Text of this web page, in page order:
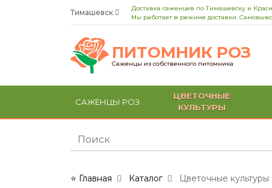
Тимашевск
Доставка саженцев по Тимашевску и
Мы работает в режиме доставки.
ПИТОМНИК РОЗ
Саженцы из собственного питомника
САЖЕНЦЫ РОЗ
ЦВЕТОЧНЫЕ
КУЛЬТУРЫ
⭐ Главная Каталог Цветочные культуры